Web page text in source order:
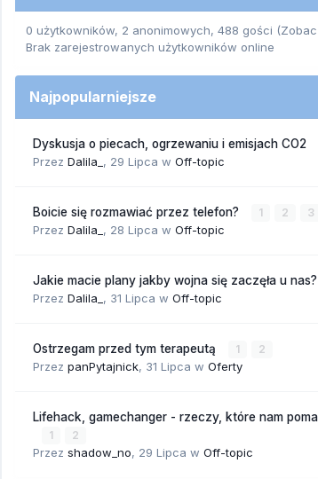
0 użytkowników, 2 anonimowych, 488 gości
Brak zarejestrowanych użytkowników online
Najpopularniejsze
Dyskusja o piecach, ogrzewaniu i emisjach CO2
Przez Dalila_ , 29 Lipca w Off-topic
Boicie się rozmawiać przez telefon? 1 2 3
Przez Dalila_ , 28 Lipca w Off-topic
Jakie macie plany jakby wojna się zaczęła u nas?
Przez Dalila_ , 31 Lipca w Off-topic
Ostrzegam przed tym terapeutą 1 2
Przez panPytajnick, 31 Lipca w Oferty
Lifehack, gamechanger - rzeczy, które nam
1 2
Przez shadow_no, 29 Lipca w Off-topic